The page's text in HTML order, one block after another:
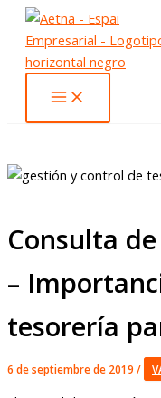
contenido
Consulta
–
tesorería
6 de septiembre de 2019 /